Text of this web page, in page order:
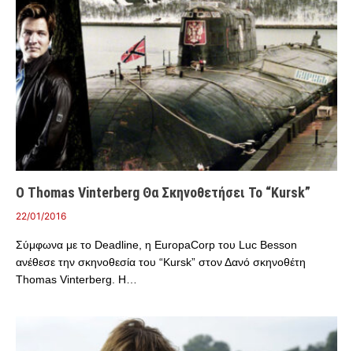
Ο Thomas Vinterberg Θα Σκηνοθετήσει Το “Kursk”
22/01/2016
Σύμφωνα με το Deadline, η EuropaCorp του Luc Besson
ανέθεσε την σκηνοθεσία του “Kursk” στον Δανό σκηνοθέτη
Thomas Vinterberg. Η…